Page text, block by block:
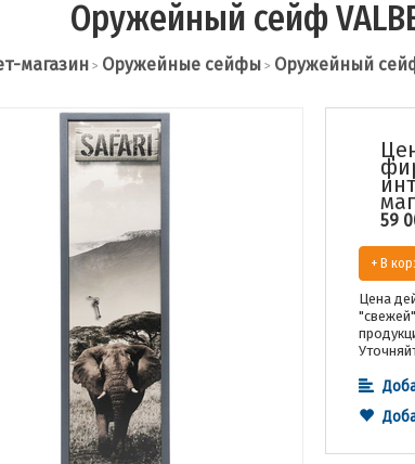
Оружейный сейф
магазин > Оружейные сейфы > Оружейный
59
+ В
Цена